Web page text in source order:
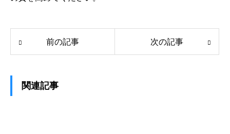
前の記事 次の記事
関連記事